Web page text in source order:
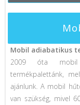
Mobil adiabatikus
2009 óta mobil
termékpalettánk,
ajánlunk. A mobil
van szükség, mivel